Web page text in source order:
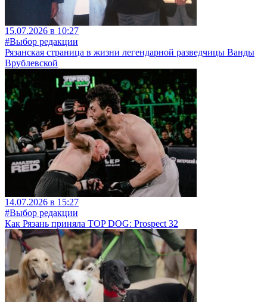
15.07.2026 в 10:27
#Выбор редакции
Рязанская страница в жизни легендарной разведчицы Ванды
Врублевской
14.07.2026 в 15:27
#Выбор редакции
Как Рязань приняла TOP DOG: Prospect 32